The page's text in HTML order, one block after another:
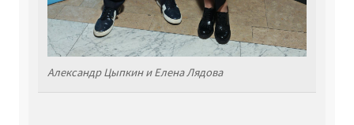
Александр Цыпкин и Елена Лядова